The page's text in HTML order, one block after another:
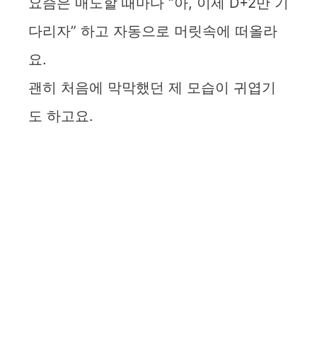
다리자” 하고 자동으로 머릿속에 떠올라
요.
괜히 처음에 막막했던 제 모습이 귀엽기
도 하고요.